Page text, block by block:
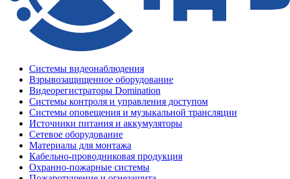
Системы видеонаблюдения
Взрывозащищенное оборудование
Видеорегистраторы Domination
Системы контроля и управления доступом
Системы оповещения и музыкальной трансляции
Источники питания и аккумуляторы
Сетевое оборудование
Материалы для монтажа
Кабельно-проводниковая продукция
Охранно-пожарные системы